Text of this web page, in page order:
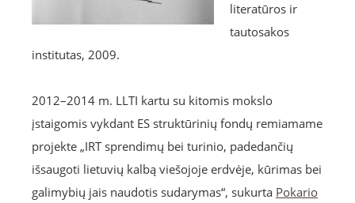
literatūros ir
tautosakos
institutas, 2009.
2012–2014 m. LLTI kartu su kitomis mokslo
įstaigomis vykdant ES struktūrinių fondų remiamame
projekte „IRT sprendimų bei turinio, padedančių
išsaugoti lietuvių kalbą viešojoje erdvėje, kūrimas bei
galimybių jais naudotis sudarymas“, sukurta Pokario